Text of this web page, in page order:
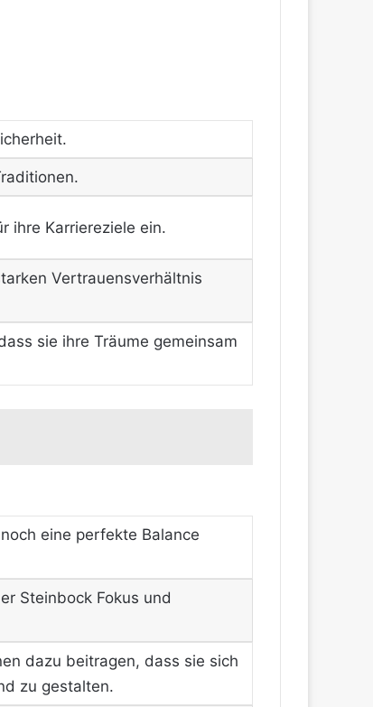
ihre Karriereziele ein.
Vertrauensverhältnis
sie ihre Träume gemeinsam
eine perfekte Balance
Steinbock Fokus und
dazu beitragen, dass sie sich
zu gestalten.